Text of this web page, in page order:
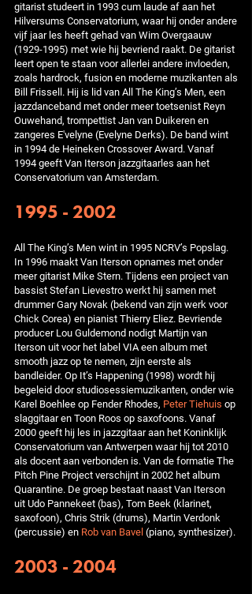
gitarist studeert in 1993 cum laude af aan het
Hilversums Conservatorium, waar hij onder andere
vijf jaar les heeft gehad van Wim Overgaauw
(1929-1995) met wie hij bevriend raakt. De gitarist
leert open te staan voor allerlei andere invloeden,
zoals hardrock, fusion en moderne muzikanten als
Bill Frissell. Hij is lid van All The King’s Men, een
jazzdanceband met onder meer toetsenist Reyn
Ouwehand, trompettist Jan van Duikeren en
zangeres E'velyne (Evelyne Derks). De band wint
in 1994 de Heineken Crossover Award. Vanaf
1994 geeft Van Iterson jazzgitaarles aan het
Conservatorium van Amsterdam.
1995 - 2002
All The King’s Men wint in 1995 NCRV’s Popslag.
In 1996 maakt Van Iterson opnames met onder
meer gitarist Mike Stern. Tijdens een project van
bassist Stefan Lievestro werkt hij samen met
drummer Gary Novak (bekend van zijn werk voor
Chick Corea) en pianist Thierry Eliez. Bevriende
producer Lou Guldemond nodigt Martijn van
Iterson uit voor het label VIA een album met
smooth jazz op te nemen, zijn eerste als
bandleider. Op It’s Happening (1998) wordt hij
begeleid door studiosessiemuzikanten, onder wie
Karel Boehlee op Fender Rhodes, Peter Tiehuis op
slaggitaar en Toon Roos op saxofoons. Vanaf
2000 geeft hij les in jazzgitaar aan het Koninklijk
Conservatorium van Antwerpen waar hij tot 2010
als docent aan verbonden is. Van de formatie The
Pitch Pine Project verschijnt in 2002 het album
Quarantine. De groep bestaat naast Van Iterson
uit Udo Pannekeet (bas), Tom Beek (klarinet,
saxofoon), Chris Strik (drums), Martin Verdonk
(percussie) en Rob van Bavel(piano, synthesizer).
2003 - 2004